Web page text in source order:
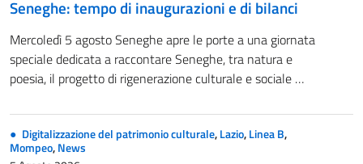
Seneghe: tempo di inaugurazioni e di bilanci
Mercoledì 5 agosto Seneghe apre le porte a una giornata
speciale dedicata a raccontare Seneghe, tra natura e
poesia, il progetto di rigenerazione culturale e sociale …
Digitalizzazione del patrimonio culturale,Lazio,Linea B,
Mompeo,News